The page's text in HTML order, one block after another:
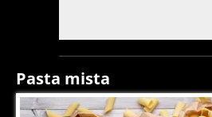
Pasta mista